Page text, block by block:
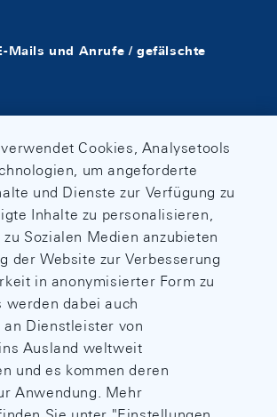
Mails und Anrufe / gefälschte
Cookies, Analysetools
um angeforderte
und Dienste zur Verfügung zu
Inhalte zu personalisieren,
Sozialen Medien anzubieten
der Website zur Verbesserung
in anonymisierter Form zu
werden dabei auch
an Dienstleister von
Ausland weltweit
und es kommen deren
Anwendung. Mehr